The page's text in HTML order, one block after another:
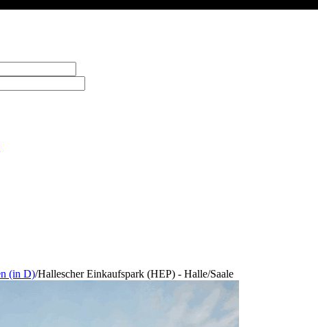
(in D)/Hallescher Einkaufspark (HEP) - Halle/Saale